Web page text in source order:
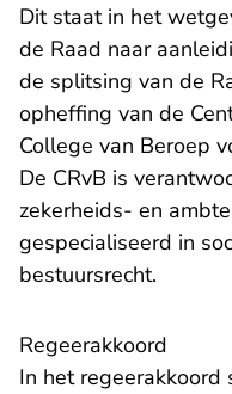
Dit staat in het
de Raad naar
de splitsing van de
opheffing van de
College van Beroep
De CRvB is
zekerheids- en
gespecialiseerd in
bestuursrecht.
Regeerakkoord
In het regeerakkoord